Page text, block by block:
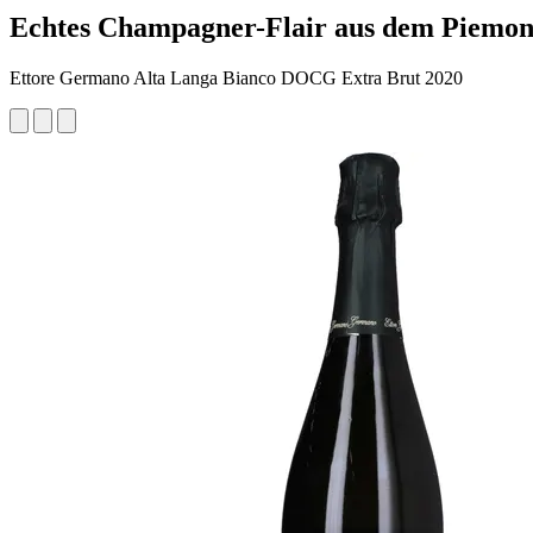
Echtes Champagner-Flair aus dem
Ettore Germano Alta Langa Bianco DOCG Extra Brut 2020